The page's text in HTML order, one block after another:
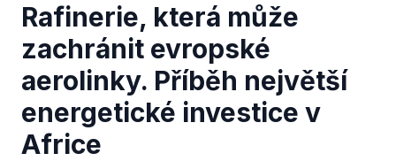
Rafinerie, která může
zachránit evropské
aerolinky. Příběh největší
energetické investice v
Africe